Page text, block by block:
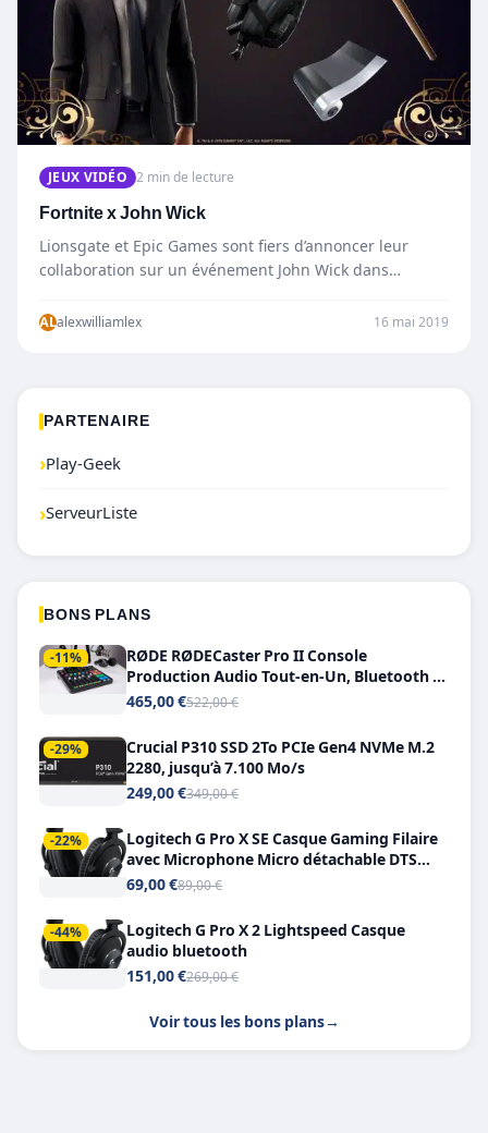
JEUX VIDÉO 2 min de lecture
Fortnite x John Wick
Lionsgate et Epic Games sont fiers d’annoncer leur
collaboration sur un événement John Wick dans
ALalexwilliamlex 16 mai 2019
PARTENAIRE
›Play-Geek
›ServeurListe
BONS PLANS
-11%
RØDE RØDECaster Pro II Console
Production Audio Tout-en-Un, Bluetooth et
Double USB-C
465,00 €522,00 €
-29%
Crucial P310 SSD 2To PCIe Gen4 NVMe M.2
2280, jusqu’à 7.100 Mo/s
249,00 €349,00 €
-22%
Logitech G Pro X SE Casque Gaming Filaire
avec Microphone Micro détachable DTS
Headphone X 7.1
69,00 €89,00 €
-44%
Logitech G Pro X 2 Lightspeed Casque
audio bluetooth
151,00 €269,00 €
Voir tous les bons plans→